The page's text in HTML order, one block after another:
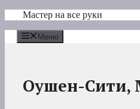
Перейти
содержимому
Мастер на все руки
Меню
Оушен-Сити,